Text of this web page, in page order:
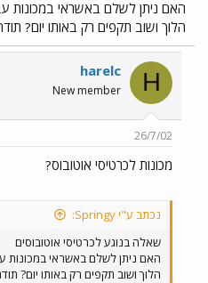
האם ניתן לשלם באשראי במכונות
הלוך ושוב תקפים רק באותו יום?
H
harelc
New member
26/7/02
מכונות לכרטיסי אוטובוס?
נכתב ע"י Springy:
שאלה בנוגע לכרטיסי אוטובוסים
האם ניתן לשלם באשראי במכונות
הלוך ושוב תקפים רק באותו יום?